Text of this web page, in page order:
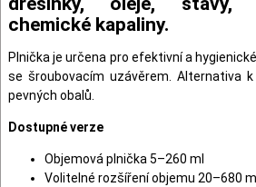
chemické kapaliny.
Plnička je určena pro efektivní a
se šroubovacím uzávěrem. Alternativa
pevných obalů.
Dostupné verze
Objemová plnička 5–260 ml
Volitelné rozšíření objemu 20–680 ml